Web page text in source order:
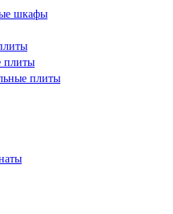
шкафы
плиты
плиты